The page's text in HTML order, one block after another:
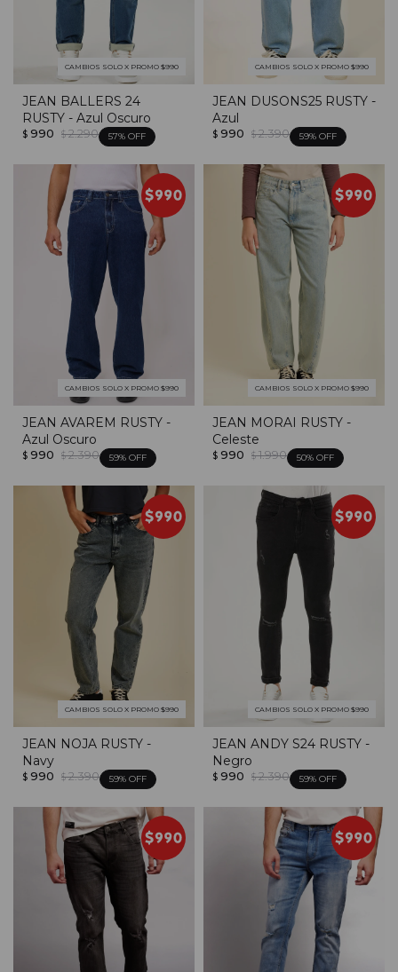
CAMBIOS SOLO X PROMO $990
JEAN BALLERS 24
RUSTY - Azul Oscuro
$ 990 $ 2.290 57
CAMBIOS SOLO X PROMO $990
JEAN DUSONS25 RUSTY -
Azul
$ 990 $ 2.390 59
CAMBIOS SOLO X PROMO $990
JEAN AVAREM RUSTY -
Azul Oscuro
$ 990 $ 2.390 59
CAMBIOS SOLO X PROMO $990
JEAN MORAI RUSTY -
Celeste
$ 990 $ 1.990 50
CAMBIOS SOLO X PROMO $990
JEAN NOJA RUSTY -
Navy
$ 990 $ 2.390 59
CAMBIOS SOLO X PROMO $990
JEAN ANDY S24 RUSTY -
Negro
$ 990 $ 2.390 59